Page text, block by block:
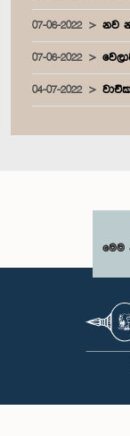
07-06-2022 නව
07-06-2022
04-07-2022
මෙම